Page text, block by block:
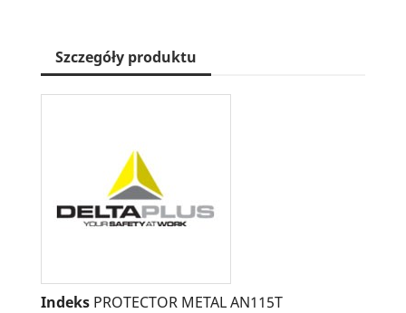
Szczegóły produktu
Indeks PROTECTOR METAL AN115T